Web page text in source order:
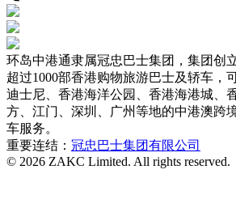
环岛中港通隶属冠忠巴士集团，集团创
超过1000部香港购物旅游巴士及轿车，
迪士尼、香港海洋公园、香港海港城、
方、江门、深圳、广州等地的中港澳跨
车服务。
重要连结： 冠忠巴士集团有限公司
© 2026 ZAKC Limited. All rights reserved.